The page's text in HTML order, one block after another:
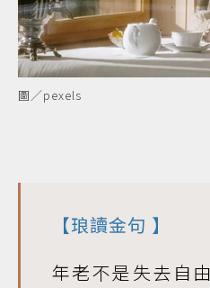
圖／pexels
【琅讀金句 】
年老不是失去自